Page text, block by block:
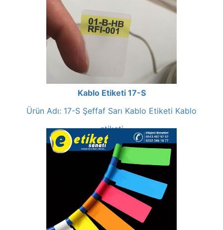
Kablo Etiketi 17-S
Ürün Adı: 17-S Şeffaf Sarı Kablo Etiketi Kablo
etiketi